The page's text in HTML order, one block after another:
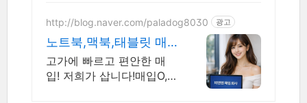
http://blog.naver.com/paladog8030 광고
노트북,맥북,태블릿 매
입업체 고가 매입 회사
고가에 빠르고 편안한 매
입! 저희가 삽니다!매입O,판